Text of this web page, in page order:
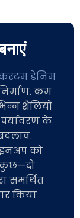
डेनिम
कम
शैलियों
के
को
कुछ—दो
समर्थित
किया